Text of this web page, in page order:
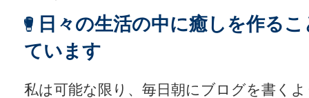
日々の生活の中に癒しを作る
ています
私は可能な限り、毎日朝にブログを書く